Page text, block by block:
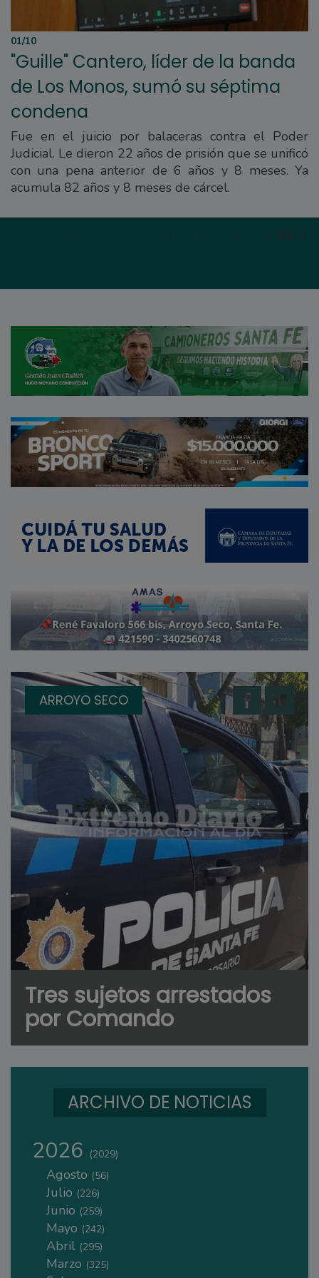
01/10
"Guille" Cantero, líder de la banda
de Los Monos, sumó su séptima
condena
Fue en el juicio por balaceras contra el Poder
Judicial. Le dieron 22 años de prisión que se unificó
con una pena anterior de 6 años y 8 meses. Ya
acumula 82 años y 8 meses de cárcel.
| | | | | | 60 |
ARROYO SECO
Tres sujetos arrestados
por Comando
ARCHIVO DE NOTICIAS
2026 (2029)
Agosto (56)
Julio (226)
Junio (259)
Mayo (242)
Abril (295)
Marzo (325)